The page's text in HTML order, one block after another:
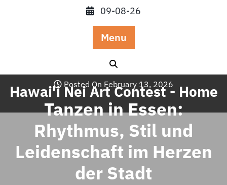
09-08-26
Menu
Hawai'i Nei Art Contest - Home
Posted On February 13, 2026
Tanzen in Essen:
Rhythmus, Stil und
Leidenschaft im Herzen
der Stadt